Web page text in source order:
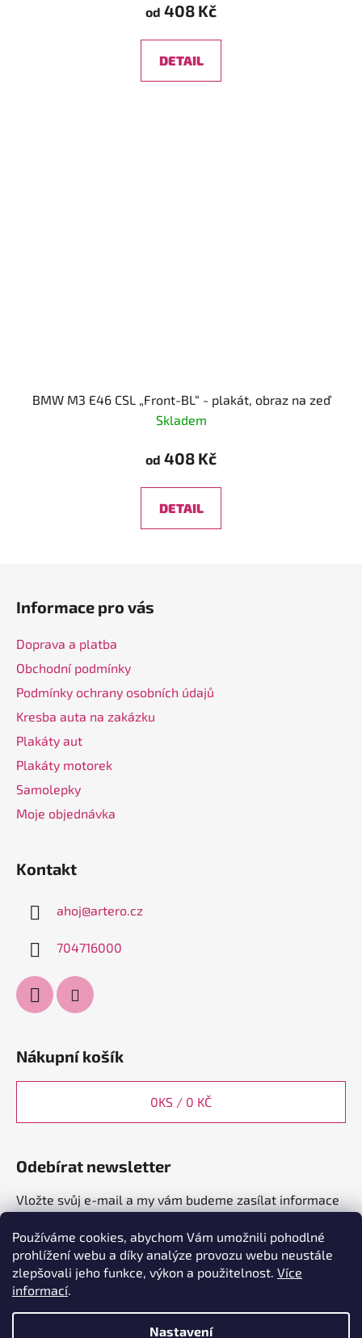
Používáme cookies, abychom Vám umožnili pohodlné
prohlížení webu a díky analýze provozu webu neustále
zlepšovali jeho funkce, výkon a použitelnost. Více
informací.
Nastavení
od 408 Kč
DETAIL
BMW M3 E46 CSL „Front-BL“ - plakát, obraz na zeď
Skladem
od 408 Kč
DETAIL
Informace pro vás
Doprava a platba
Obchodní podmínky
Podmínky ochrany osobních údajů
Kresba auta na zakázku
Plakáty aut
Plakáty motorek
Samolepky
Moje objednávka
Kontakt
ahoj@artero.cz
704716000
Nákupní košík
0KS / 0 KČ
Odebírat newsletter
Vložte svůj e-mail a my vám budeme zasílat informace
E-mail
PŘIHLÁSIT SE